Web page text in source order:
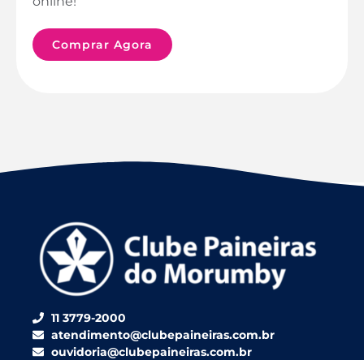
Comprar Agora
11 3779-2000
atendimento@clubepaineiras.com.br
ouvidoria@clubepaineiras.com.br